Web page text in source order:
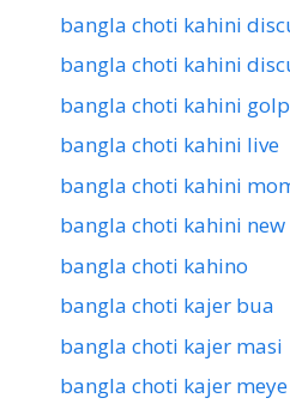
bangla choti kahini
bangla choti kahini
bangla choti kahini
bangla choti kahini live
bangla choti kahini
bangla choti kahini new
bangla choti kahino
bangla choti kajer bua
bangla choti kajer masi
bangla choti kajer meye